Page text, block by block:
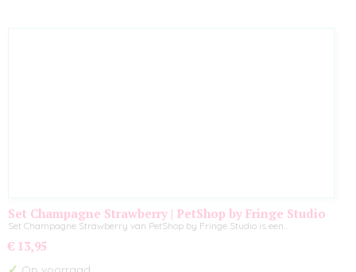
Set Champagne Strawberry | PetShop by Fringe Studio
Set Champagne Strawberry van PetShop by Fringe Studio is een…
€ 13,95